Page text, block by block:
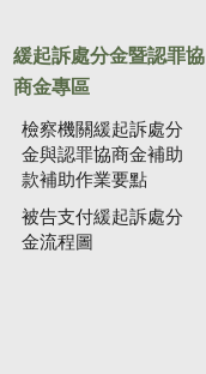
緩起訴處分金暨認罪協
商金專區
檢察機關緩起訴處分
金與認罪協商金補助
款補助作業要點
被告支付緩起訴處分
金流程圖